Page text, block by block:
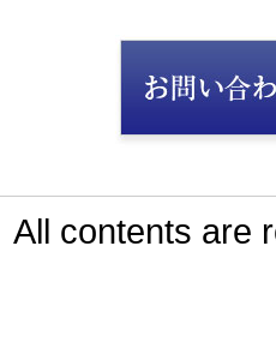
All contents are